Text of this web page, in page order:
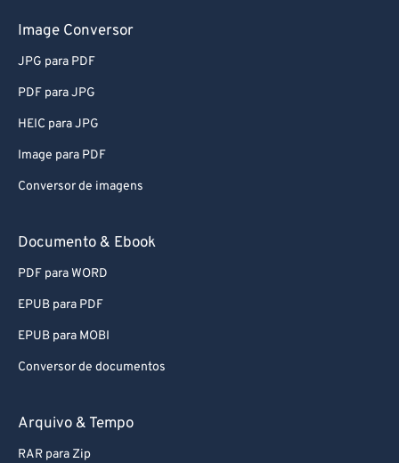
Image Conversor
JPG para PDF
PDF para JPG
HEIC para JPG
Image para PDF
Conversor de imagens
Documento & Ebook
PDF para WORD
EPUB para PDF
EPUB para MOBI
Conversor de documentos
Arquivo & Tempo
RAR para Zip